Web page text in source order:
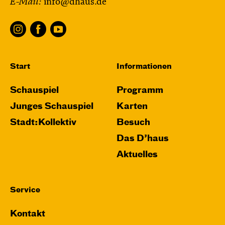
und Anne-Kathrin Behl
Choreografie: Barbara Fuchs
Central 2
Mi, 21.10. / 10:00 – 11:00
Regie: Philipp Alfons Heitmann, Matts Johan
Central 1
E-Mail: info@dhaus.de
Start
Schauspiel
Junges Schauspiel
Stadt:Kollektiv
Informationen
Programm
Karten
Besuch
Das D’haus
Aktuelles
Service
Kontakt